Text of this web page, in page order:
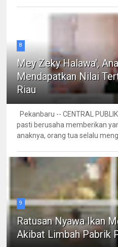
8
Mey Zeky Halawa',
Mendapatkan Nilai
Riau
Pekanbaru -- CENTRAL
pasti berusaha memberikan
anaknya, orang tua selalu
9
Ratusan Nyawa Ikan
Akibat Limbah Pabrik